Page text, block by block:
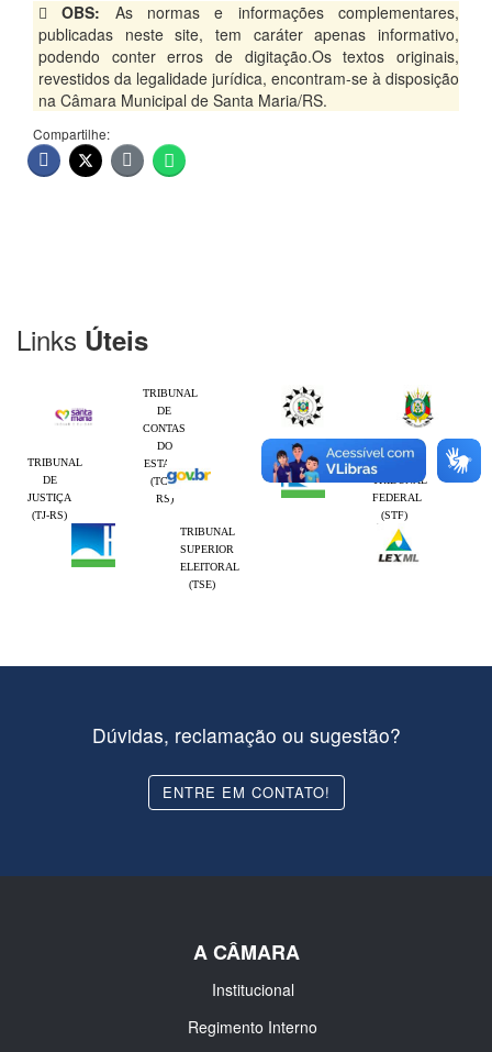
OBS: As normas e informações complementares,
publicadas neste site, tem caráter apenas informativo,
podendo conter erros de digitação.Os textos originais,
revestidos da legalidade jurídica, encontram-se à disposição
na Câmara Municipal de Santa Maria/RS.
Compartilhe:
Links Úteis
TRIBUNAL
DE
CONTAS
DO
ESTADO
(TCE-
RS)
TRIBUNAL
DE
JUSTIÇA
(TJ-RS)
SUPREMO
TRIBUNAL
FEDERAL
(STF)
TRIBUNAL
SUPERIOR
ELEITORAL
(TSE)
Dúvidas, reclamação ou sugestão?
ENTRE EM CONTATO!
A CÂMARA
Institucional
Regimento Interno